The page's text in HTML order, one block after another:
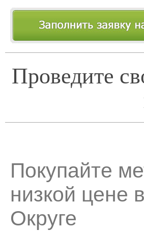
Проведите
Покупайте
низкой цене
Округе